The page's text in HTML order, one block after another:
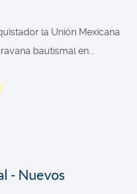
la Unión Mexicana
bautismal en...
- Nuevos